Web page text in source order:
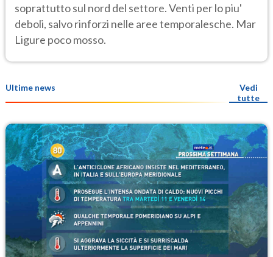
soprattutto sul nord del settore. Venti per lo piu'
deboli, salvo rinforzi nelle aree temporalesche. Mar
Ligure poco mosso.
Ultime news
Vedi
tutte